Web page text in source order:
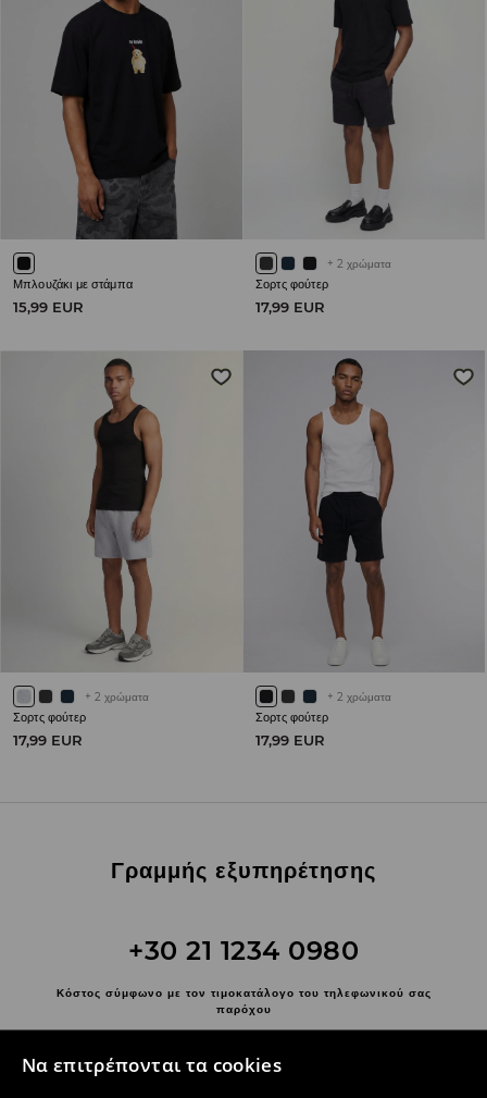
Να επιτρέπονται τα cookies
Μπλουζάκι με στάμπα
15,99 EUR
+ 2 χρώματα
Σορτς φούτερ
17,99 EUR
+ 2 χρώματα
Σορτς φούτερ
17,99 EUR
+ 2 χρώματα
Σορτς φούτερ
17,99 EUR
Γραμμής εξυπηρέτησης
+30 21 1234 0980
Κόστος σύμφωνο με τον τιμοκατάλογο του τηλεφωνικού σας
παρόχου